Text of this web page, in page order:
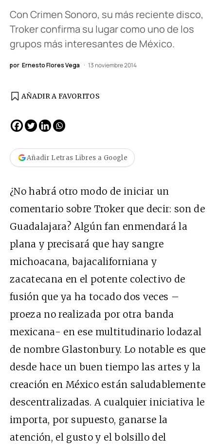
Con Crimen Sonoro, su más reciente disco,
Troker confirma su lugar como uno de los
grupos más interesantes de México.
por Ernesto Flores Vega 13 noviembre 2014
AÑADIR A FAVORITOS
Añadir Letras Libres a Google
¿No habrá otro modo de iniciar un
comentario sobre Troker que decir: son de
Guadalajara? Algún fan enmendará la
plana y precisará que hay sangre
michoacana, bajacaliforniana y
zacatecana en el potente colectivo de
fusión que ya ha tocado dos veces –
proeza no realizada por otra banda
mexicana- en ese multitudinario lodazal
de nombre Glastonbury. Lo notable es que
desde hace un buen tiempo las artes y la
creación en México están saludablemente
descentralizadas. A cualquier iniciativa le
importa, por supuesto, ganarse la
atención, el gusto y el bolsillo del